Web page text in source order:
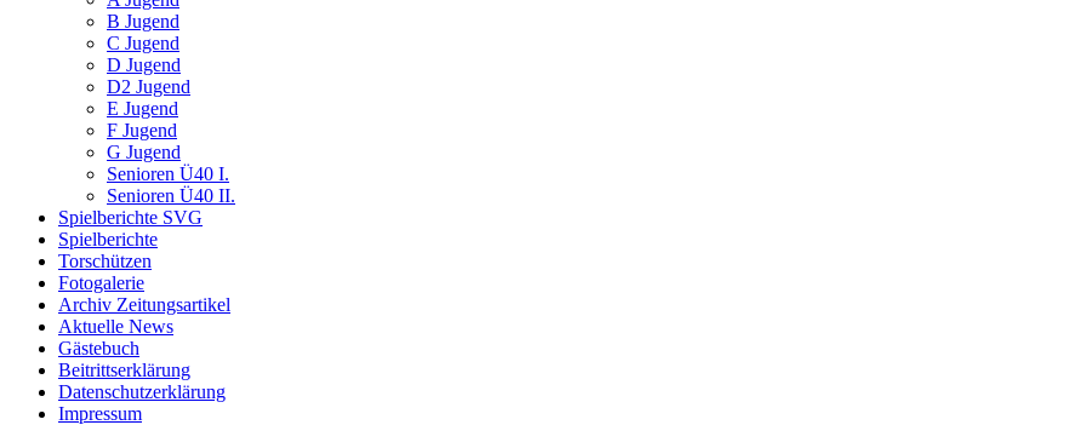
B Jugend
C Jugend
D Jugend
D2 Jugend
E Jugend
F Jugend
G Jugend
Senioren Ü40 I.
Senioren Ü40 II.
Spielberichte SVG
Spielberichte
Torschützen
Fotogalerie
Archiv Zeitungsartikel
Aktuelle News
Gästebuch
Beitrittserklärung
Datenschutzerklärung
Impressum